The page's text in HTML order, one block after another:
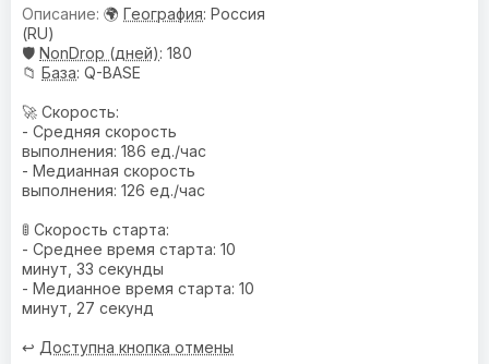
🌍 География: Россия
(RU)
🛡️ NonDrop (дней): 180
📁 База: Q-BASE
🚀 Скорость:
- Средняя скорость
выполнения: 186 ед./час
- Медианная скорость
выполнения: 126 ед./час
🚦 Скорость старта:
- Среднее время старта: 10
минут, 33 секунды
- Медианное время старта: 10
минут, 27 секунд
↩️ Доступна кнопка отмены